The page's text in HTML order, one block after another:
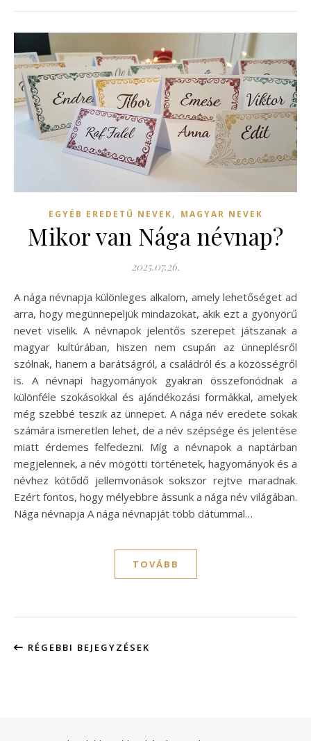
EGYÉB EREDETŰ NEVEK, MAGYAR NEVEK
Mikor van Nága névnap?
2025.07.26.
A nága névnapja különleges alkalom, amely lehetőséget ad
arra, hogy megünnepeljük mindazokat, akik ezt a gyönyörű
nevet viselik. A névnapok jelentős szerepet játszanak a
magyar kultúrában, hiszen nem csupán az ünneplésről
szólnak, hanem a barátságról, a családról és a közösségről
is. A névnapi hagyományok gyakran összefonódnak a
különféle szokásokkal és ajándékozási formákkal, amelyek
még szebbé teszik az ünnepet. A nága név eredete sokak
számára ismeretlen lehet, de a név szépsége és jelentése
miatt érdemes felfedezni. Míg a névnapok a naptárban
megjelennek, a név mögötti történetek, hagyományok és a
névhez kötődő jellemvonások sokszor rejtve maradnak.
Ezért fontos, hogy mélyebbre ássunk a nága név világában.
Nága névnapja A nága névnapját több dátummal…
TOVÁBB
RÉGEBBI BEJEGYZÉSEK